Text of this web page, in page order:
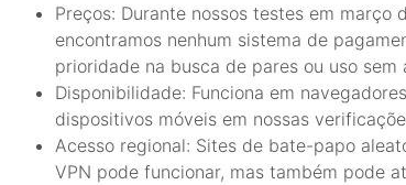
Preços: Durante nossos testes em
encontramos nenhum sistema de
prioridade na busca de pares ou uso
Disponibilidade: Funciona em
dispositivos móveis em nossas
Acesso regional: Sites de bate-papo
VPN pode funcionar, mas também pode